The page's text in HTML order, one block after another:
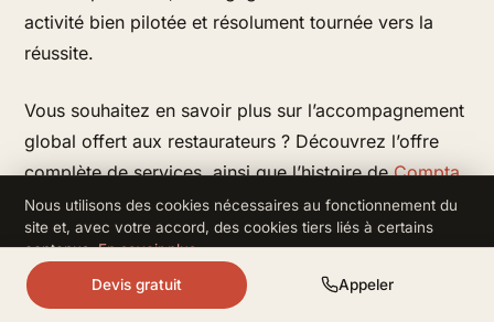
activité bien pilotée et résolument tournée vers la
réussite.
Vous souhaitez en savoir plus sur l’accompagnement
global offert aux restaurateurs ? Découvrez l’offre
complète de services, ainsi que l’histoire deCompta
Resto sur la page d’accueil.
Devis gratuit Appeler
Nous utilisons des cookies nécessaires au fonctionnement du
site et, avec votre accord, des cookies tiers liés à certains
contenus.En savoir plus.
Refuser Accepter